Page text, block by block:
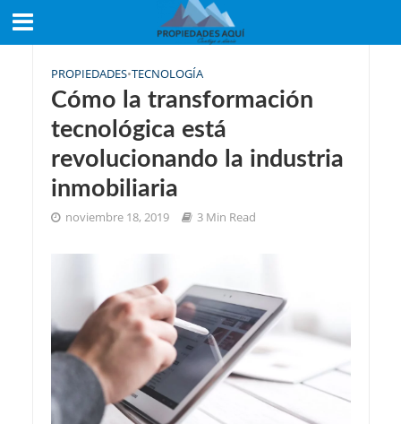
PROPIEDADES•TECNOLOGÍA
Cómo la transformación
tecnológica está
revolucionando la industria
inmobiliaria
noviembre 18, 2019 3 Min Read